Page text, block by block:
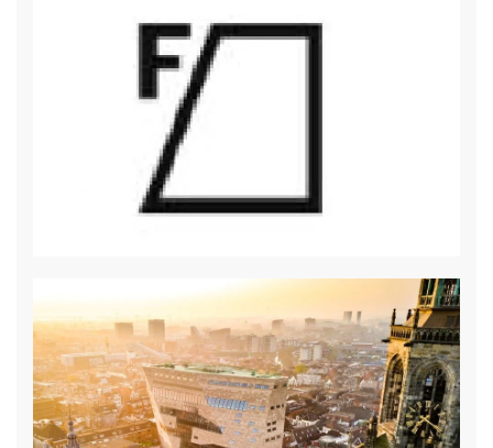
gratis draadloos internet